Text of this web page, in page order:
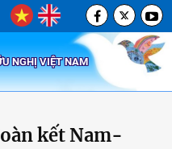
NGHỊ VIỆT NAM
kết Nam-